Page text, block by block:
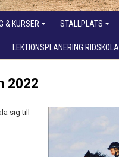
& KURSER STALLPLATS
LEKTIONSPLANERING RIDSKOLA
2022
sig till